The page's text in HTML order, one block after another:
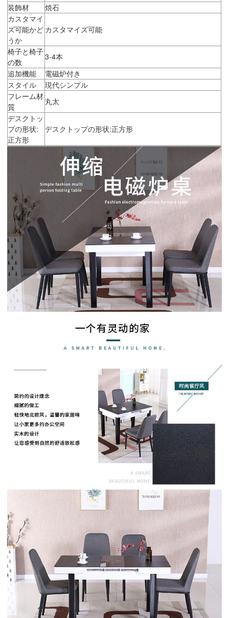
装飾材
焼石
カスタマイ
ズ可能かど
うか
カスタマイズ可能
椅子と椅子
の数
3-4本
追加機能
電磁炉付き
スタイル
現代シンプル
フレーム材
質
丸太
デスクトッ
プの形状:
正方形
デスクトップの形状:正方形